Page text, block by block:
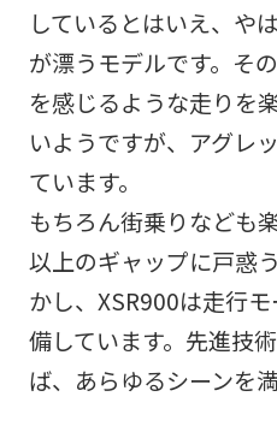
しているとはいえ、や
が漂うモデルです。そ
を感じるような走りを
いようですが、アグレ
ています。
もちろん街乗りなども
以上のギャップに戸惑
かし、XSR900は走行
備しています。先進技
ば、あらゆるシーンを